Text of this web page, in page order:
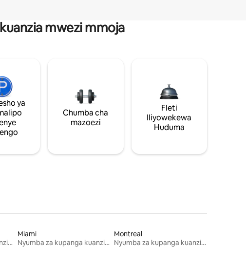
mwezi mmoja
ya
Chumba cha
mazoezi
Fleti
Iliyowekewa
Huduma
Nyumba za kupanga kuanzia mwezi mmoja
Miami
Nyumba za kupanga kuanzia mwezi mmoja
Montreal
Nyumba za kupanga kuanzia mwezi mmoja